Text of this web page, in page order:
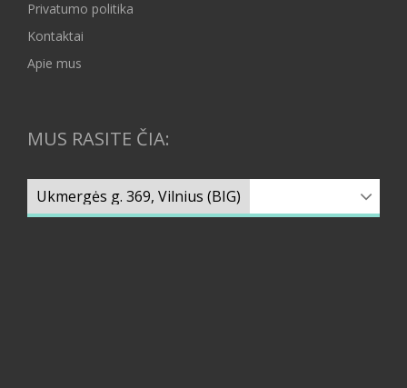
Privatumo politika
Kontaktai
Apie mus
MUS RASITE ČIA: